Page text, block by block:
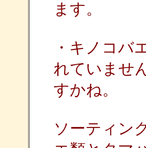
ます。
・キノコバ
れていませ
すかね。
ソーティン